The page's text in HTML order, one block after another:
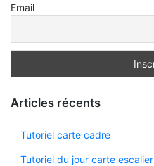
Email
Articles récents
Tutoriel carte cadre
Tutoriel du jour carte escalier